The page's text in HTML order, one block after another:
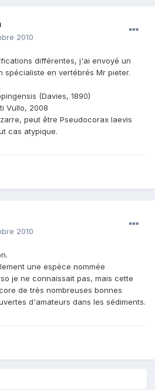
2010
différentes, j'ai envoyé un
spécialiste en vertébrés Mr pieter.
(Davies, 1890)
Vullo, 2008
peut être Pseudocorax laevis
cas atypique.
2010
une espèce nommée
je ne connaissait pas, mais cette
de très nombreuses bonnes
d'amateurs dans les sédiments.